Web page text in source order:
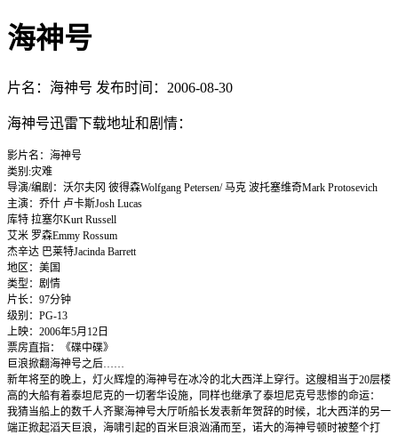
海神号
片名：海神号 发布时间：2006-08-30
海神号迅雷下载地址和剧情：
影片名：海神号
类别:灾难
导演/编剧：沃尔夫冈 彼得森Wolfgang Petersen/ 马克 波托塞维奇Mark Protosevich
主演：乔什 卢卡斯Josh Lucas
库特 拉塞尔Kurt Russell
艾米 罗森Emmy Rossum
杰辛达 巴莱特Jacinda Barrett
地区：美国
类型：剧情
片长：97分钟
级别：PG-13
上映：2006年5月12日
票房直指：《碟中碟》
巨浪掀翻海神号之后……
新年将至的晚上，灯火辉煌的海神号在冰冷的北大西洋上穿行。这艘相当于20层楼
高的大船有着泰坦尼克的一切奢华设施，同样也继承了泰坦尼克号悲惨的命运：
我猜当船上的数千人齐聚海神号大厅听船长发表新年贺辞的时候，北大西洋的另一
端正掀起滔天巨浪，海啸引起的百米巨浪汹涌而至，诺大的海神号顿时被整个打